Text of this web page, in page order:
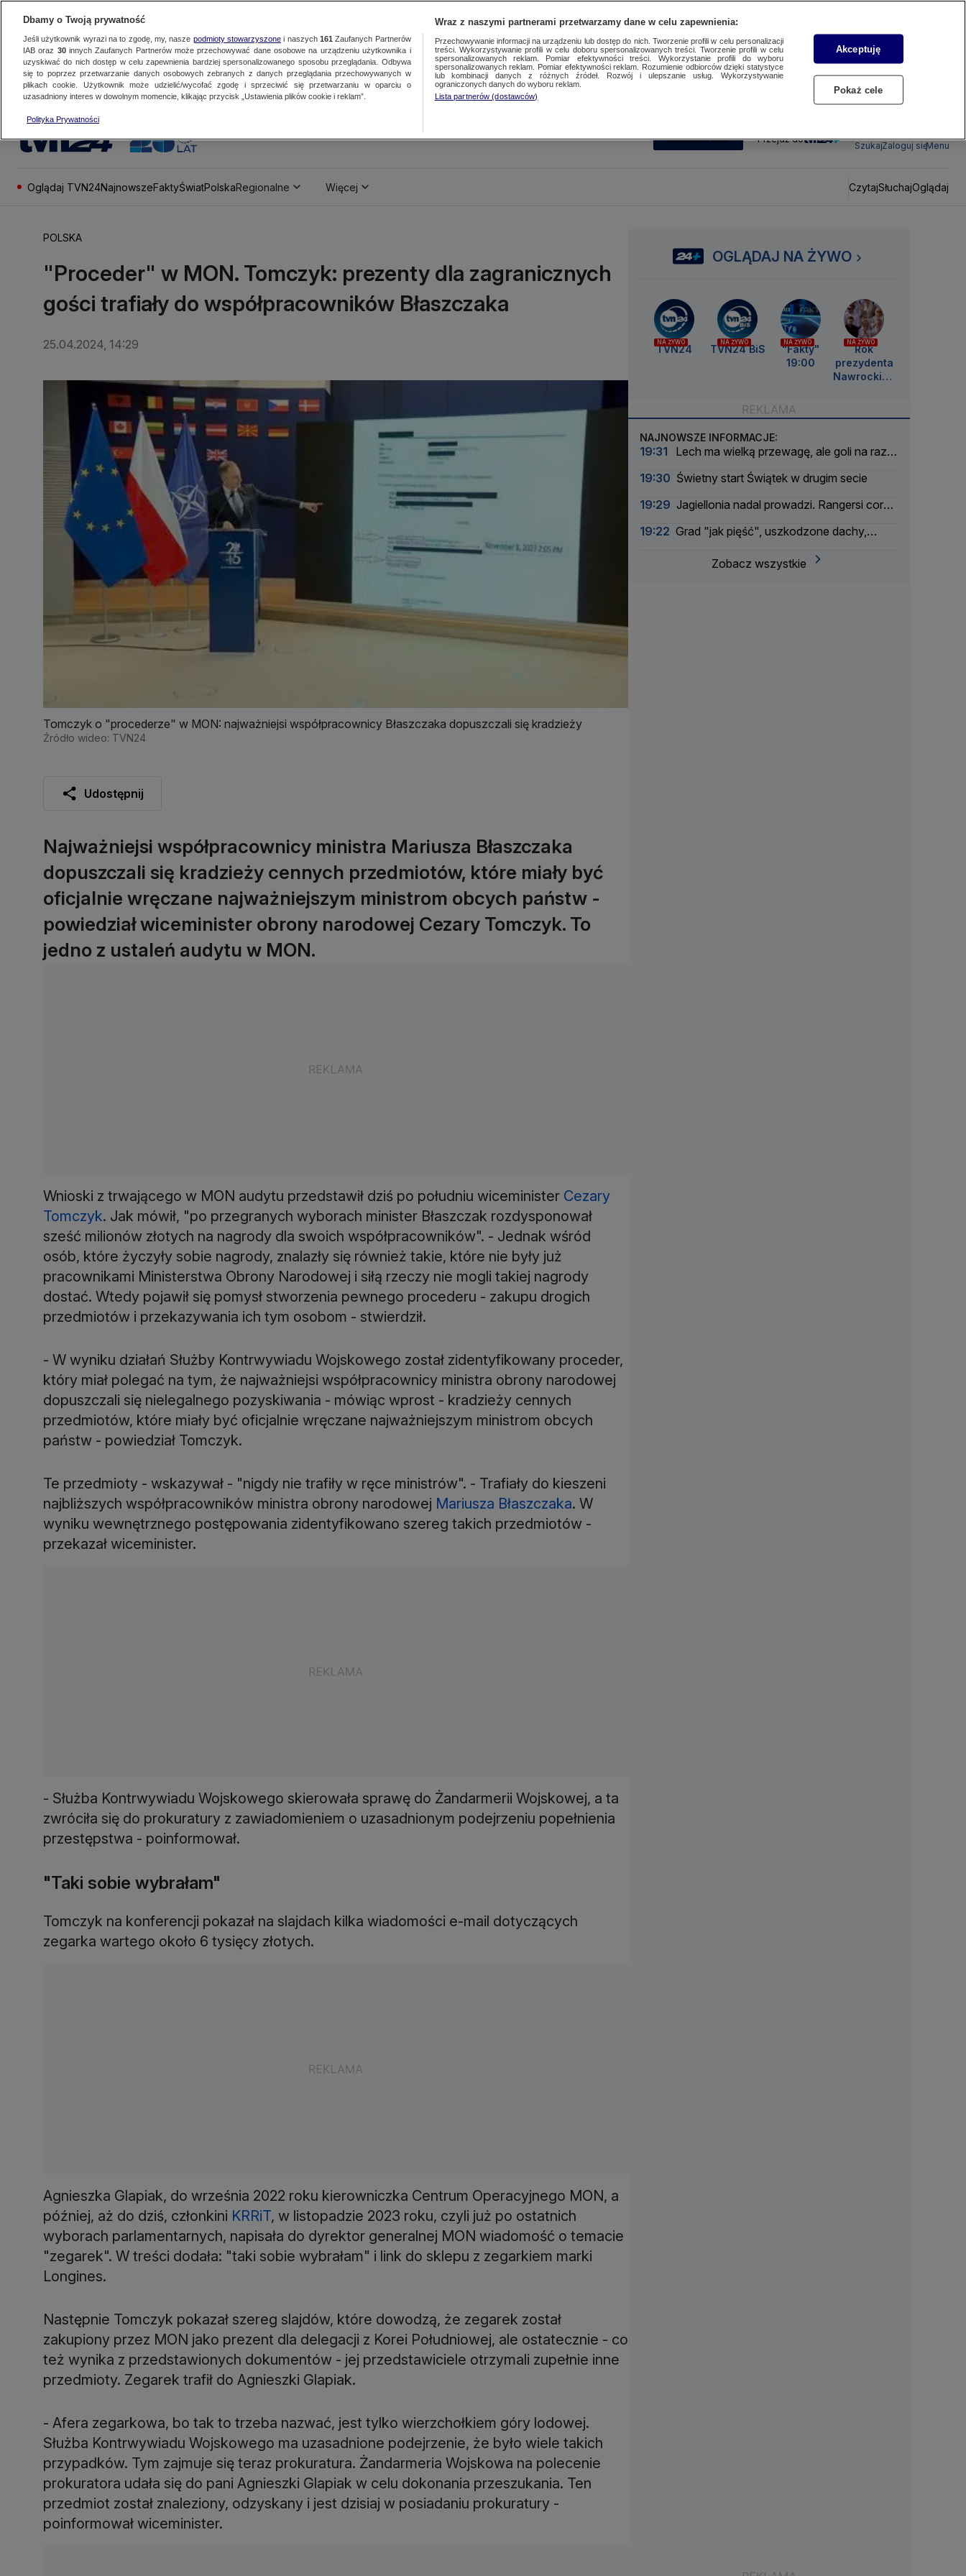
SUBSKRYBUJ Przejdź do
SzukajZaloguj sięMenu
Oglądaj TVN24NajnowszeFaktyŚwiatPolskaRegionalne Więcej CzytajSłuchajOglądaj
POLSKA
"Proceder" w MON. Tomczyk: prezenty dla zagranicznych
gości trafiały do współpracowników Błaszczaka
25.04.2024, 14:29
Tomczyk o "procederze" w MON: najważniejsi współpracownicy Błaszczaka dopuszczali się kradzieży
Źródło wideo: TVN24
Udostępnij
Najważniejsi współpracownicy ministra Mariusza Błaszczaka
dopuszczali się kradzieży cennych przedmiotów, które miały być
oficjalnie wręczane najważniejszym ministrom obcych państw -
powiedział wiceminister obrony narodowej Cezary Tomczyk. To
jedno z ustaleń audytu w MON.
Wnioski z trwającego w MON audytu przedstawił dziś po południu wiceminister Cezary
Tomczyk. Jak mówił, "po przegranych wyborach minister Błaszczak rozdysponował
sześć milionów złotych na nagrody dla swoich współpracowników". - Jednak wśród
osób, które życzyły sobie nagrody, znalazły się również takie, które nie były już
pracownikami Ministerstwa Obrony Narodowej i siłą rzeczy nie mogli takiej nagrody
dostać. Wtedy pojawił się pomysł stworzenia pewnego procederu - zakupu drogich
przedmiotów i przekazywania ich tym osobom - stwierdził.
- W wyniku działań Służby Kontrwywiadu Wojskowego został zidentyfikowany proceder,
który miał polegać na tym, że najważniejsi współpracownicy ministra obrony narodowej
dopuszczali się nielegalnego pozyskiwania - mówiąc wprost - kradzieży cennych
przedmiotów, które miały być oficjalnie wręczane najważniejszym ministrom obcych
państw - powiedział Tomczyk.
Te przedmioty - wskazywał - "nigdy nie trafiły w ręce ministrów". - Trafiały do kieszeni
najbliższych współpracowników ministra obrony narodowej Mariusza Błaszczaka. W
wyniku wewnętrznego postępowania zidentyfikowano szereg takich przedmiotów -
przekazał wiceminister.
- Służba Kontrwywiadu Wojskowego skierowała sprawę do Żandarmerii Wojskowej, a ta
zwróciła się do prokuratury z zawiadomieniem o uzasadnionym podejrzeniu popełnienia
przestępstwa - poinformował.
"Taki sobie wybrałam"
Tomczyk na konferencji pokazał na slajdach kilka wiadomości e-mail dotyczących
zegarka wartego około 6 tysięcy złotych.
Agnieszka Glapiak, do września 2022 roku kierowniczka Centrum Operacyjnego MON, a
później, aż do dziś, członkini KRRiT, w listopadzie 2023 roku, czyli już po ostatnich
wyborach parlamentarnych, napisała do dyrektor generalnej MON wiadomość o temacie
"zegarek". W treści dodała: "taki sobie wybrałam" i link do sklepu z zegarkiem marki
Longines.
Następnie Tomczyk pokazał szereg slajdów, które dowodzą, że zegarek został
zakupiony przez MON jako prezent dla delegacji z Korei Południowej, ale ostatecznie - co
też wynika z przedstawionych dokumentów - jej przedstawiciele otrzymali zupełnie inne
przedmioty. Zegarek trafił do Agnieszki Glapiak.
- Afera zegarkowa, bo tak to trzeba nazwać, jest tylko wierzchołkiem góry lodowej.
Służba Kontrwywiadu Wojskowego ma uzasadnione podejrzenie, że było wiele takich
przypadków. Tym zajmuje się teraz prokuratura. Żandarmeria Wojskowa na polecenie
prokuratora udała się do pani Agnieszki Glapiak w celu dokonania przeszukania. Ten
przedmiot został znaleziony, odzyskany i jest dzisiaj w posiadaniu prokuratury -
poinformował wiceminister.
OGLĄDAJ NA ŻYWO
NA ŻYWO
TVN24
NA ŻYWO
TVN24 BiS
NA ŻYWO
"Fakty"
19:00
NA ŻYWO
Rok
prezydenta
Nawrockieg
NAJNOWSZE INFORMACJE:
19:31
Lech ma wielką przewagę, ale goli na razie
19:30 Świetny start Świątek w drugim secie
19:29 Jagiellonia nadal prowadzi. Rangersi coraz
19:22 Grad "jak pięść", uszkodzone dachy,
Zobacz wszystkie
Dbamy o Twoją prywatność
Jeśli użytkownik wyrazi na to zgodę, my, nasze podmioty stowarzyszonei naszych 161 Zaufanych Partnerów
IAB oraz 30innych Zaufanych Partnerów może przechowywać dane osobowe na urządzeniu użytkownika i
uzyskiwać do nich dostęp w celu zapewnienia bardziej spersonalizowanego sposobu przeglądania. Odbywa
się to poprzez przetwarzanie danych osobowych zebranych z danych przeglądania przechowywanych w
plikach cookie. Użytkownik może udzielić/wycofać zgodę i sprzeciwić się przetwarzaniu w oparciu o
uzasadniony interes w dowolnym momencie, klikając przycisk „Ustawienia plików cookie i reklam”.
Polityka Prywatności
Wraz z naszymi partnerami przetwarzamy dane w celu zapewnienia:
Przechowywanie informacji na urządzeniu lub dostęp do nich. Tworzenie profili w celu personalizacji
treści. Wykorzystywanie profili w celu doboru spersonalizowanych treści. Tworzenie profili w celu
spersonalizowanych reklam. Pomiar efektywności treści. Wykorzystanie profili do wyboru
spersonalizowanych reklam. Pomiar efektywności reklam. Rozumienie odbiorców dzięki statystyce
lub kombinacji danych z różnych źródeł. Rozwój i ulepszanie usług. Wykorzystywanie
ograniczonych danych do wyboru reklam.
Lista partnerów (dostawców)
Akceptuję
Pokaż cele